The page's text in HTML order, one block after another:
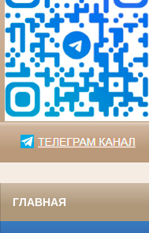
ГЛАВНАЯ